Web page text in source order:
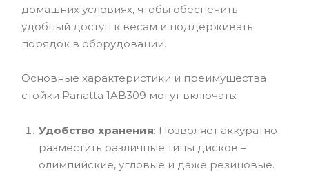
домашних условиях, чтобы обеспечить
удобный доступ к весам и поддерживать
порядок в оборудовании.
Основные характеристики и преимущества
стойки Panatta 1AB309 могут включать:
Удобство хранения: Позволяет аккуратно
разместить различные типы дисков –
олимпийские, угловые и даже резиновые.